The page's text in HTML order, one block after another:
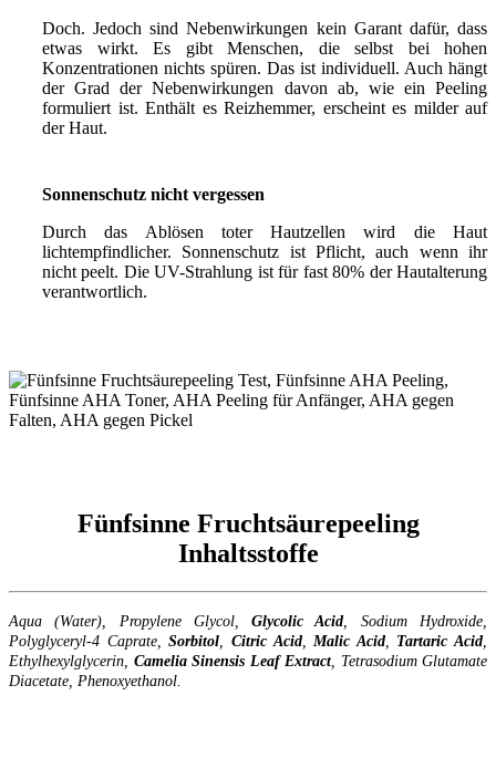
Doch. Jedoch sind Nebenwirkungen kein Garant dafür, dass
etwas wirkt. Es gibt Menschen, die selbst bei hohen
Konzentrationen nichts spüren. Das ist individuell. Auch hängt
der Grad der Nebenwirkungen davon ab, wie ein Peeling
formuliert ist. Enthält es Reizhemmer, erscheint es milder auf
der Haut.
Sonnenschutz nicht vergessen
Durch das Ablösen toter Hautzellen wird die Haut
lichtempfindlicher. Sonnenschutz ist Pflicht, auch wenn ihr
nicht peelt. Die UV-Strahlung ist für fast 80% der Hautalterung
verantwortlich.
Fünfsinne Fruchtsäurepeeling
Inhaltsstoffe
Aqua (Water), Propylene Glycol,Glycolic Acid , Sodium Hydroxide,
Polyglyceryl-4 Caprate,Sorbitol Citric Acid, Malic Acid, Tartaric Acid
Ethylhexylglycerin, Camelia Sinensis Leaf Extract, Tetrasodium Glutamate
Diacetate, Phenoxyethanol.